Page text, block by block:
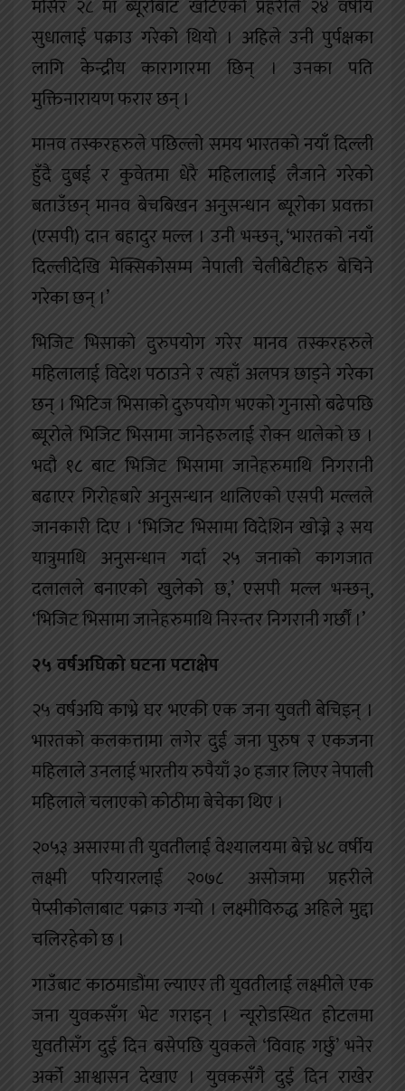
मंसिर २८ मा ब्यूरोबाट खटिएको प्रहरीले २४ वर्षीय
सुधालाई पक्राउ गरेको थियो । अहिले उनी पुर्पक्षका
लागि केन्द्रीय कारागारमा छिन् । उनका पति
मुक्तिनारायण फरार छन् ।
मानव तस्करहरुले पछिल्लो समय भारतको नयाँ दिल्ली
हुँदै दुबई र कुवेतमा धेरै महिलालाई लैजाने गरेको
बताउँछन् मानव बेचबिखन अनुसन्धान ब्यूरोका प्रवक्ता
(एसपी) दान बहादुर मल्ल । उनी भन्छन्, ‘भारतको नयाँ
दिल्लीदेखि मेक्सिकोसम्म नेपाली चेलीबेटीहरु बेचिने
गरेका छन् ।’
भिजिट भिसाको दुरुपयोग गरेर मानव तस्करहरुले
महिलालाई विदेश पठाउने र त्यहाँ अलपत्र छाड्ने गरेका
छन् । भिटिज भिसाको दुरुपयोग भएको गुनासो बढेपछि
ब्यूरोले भिजिट भिसामा जानेहरुलाई रोक्न थालेको छ ।
भदौ १८ बाट भिजिट भिसामा जानेहरुमाथि निगरानी
बढाएर गिरोहबारे अनुसन्धान थालिएको एसपी मल्लले
जानकारी दिए । ‘भिजिट भिसामा विदेशिन खोज्ने ३ सय
यात्रुमाथि अनुसन्धान गर्दा २५ जनाको कागजात
दलालले बनाएको खुलेको छ,’ एसपी मल्ल भन्छन्,
‘भिजिट भिसामा जानेहरुमाथि निरन्तर निगरानी गर्छौं ।’
२५ वर्षअघिको घटना पटाक्षेप
२५ वर्षअघि काभ्रे घर भएकी एक जना युवती बेचिइन् ।
भारतको कलकत्तामा लगेर दुई जना पुरुष र एकजना
महिलाले उनलाई भारतीय रुपैयाँ ३० हजार लिएर नेपाली
महिलाले चलाएको कोठीमा बेचेका थिए ।
२०५३ असारमा ती युवतीलाई वेश्यालयमा बेच्ने ४८ वर्षीय
लक्ष्मी परियारलाई २०७८ असोजमा प्रहरीले
पेप्सीकोलाबाट पक्राउ गर्‍यो । लक्ष्मीविरुद्ध अहिले मुद्दा
चलिरहेको छ ।
गाउँबाट काठमाडौंमा ल्याएर ती युवतीलाई लक्ष्मीले एक
जना युवकसँग भेट गराइन् । न्यूरोडस्थित होटलमा
युवतीसँग दुई दिन बसेपछि युवकले ‘विवाह गर्छु’ भनेर
अर्को आश्वासन देखाए । युवकसँगै दुई दिन राखेर